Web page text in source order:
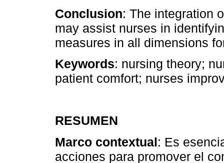
Conclusion: The integration
may assist nurses in
measures in all dimensions
Keywords: nursing theory;
patient comfort; nurses
RESUMEN
Marco contextual: Es
acciones para promover el